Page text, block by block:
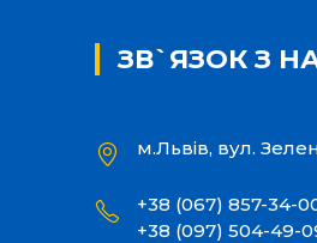
ЗВ`ЯЗОК З
м.Львів, вул.
+38 (067) 857-34-
+38 (097) 504-49-